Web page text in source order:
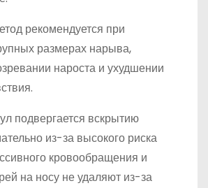
рекомендуется при
размерах нарыва,
нароста и ухудшении
подвергается вскрытию
из-за высокого риска
кровообращения и
на носу не удаляют из-за